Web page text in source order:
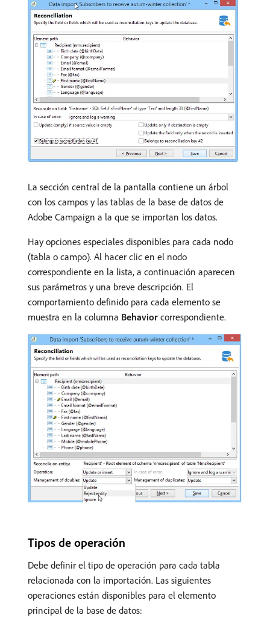
La sección central de la pantalla contiene un árbol
con los campos y las tablas de la base de datos de
Adobe Campaign a la que se importan los datos.
Hay opciones especiales disponibles para cada nodo
(tabla o campo). Al hacer clic en el nodo
correspondiente en la lista, a continuación aparecen
sus parámetros y una breve descripción. El
comportamiento definido para cada elemento se
muestra en la columna Behavior correspondiente.
Tipos de operación
Debe definir el tipo de operación para cada tabla
relacionada con la importación. Las siguientes
operaciones están disponibles para el elemento
principal de la base de datos: